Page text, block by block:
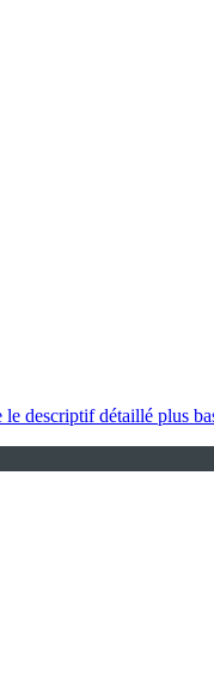
le descriptif détaillé plus